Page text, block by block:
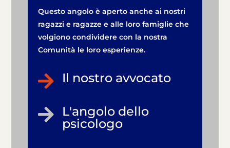
Questo angolo è aperto anche ai nostri
ragazzi e ragazze e alle loro famiglie che
volgiono condividere con la nostra
Comunità le loro esperienze.
 Il nostro avvocato

L'angolo dello
psicologo